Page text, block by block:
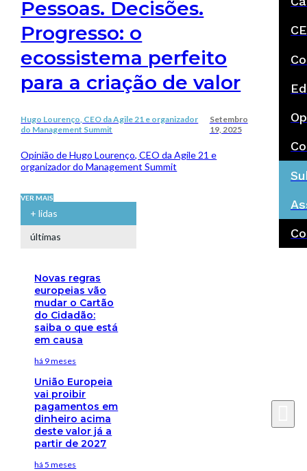
Pessoas. Decisões.
Progresso: o
ecossistema perfeito
para a criação de valor
Hugo Lourenço, CEO da Agile 21 e organizador
do Management Summit
Setembro
19, 2025
Opinião de Hugo Lourenço, CEO da Agile 21 e
organizador do Management Summit
VER MAIS
+ lidas
últimas
Novas regras
europeias vão
mudar o Cartão
do Cidadão:
saiba o que está
em causa
há 9 meses
União Europeia
vai proibir
pagamentos em
dinheiro acima
deste valor já a
partir de 2027
há 5 meses